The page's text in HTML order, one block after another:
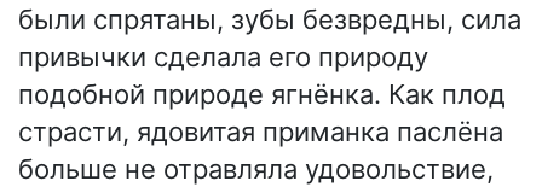
были спрятаны, зубы безвредны, сила
привычки сделала его природу
подобной природе ягнёнка. Как плод
страсти, ядовитая приманка паслёна
больше не отравляла удовольствие,